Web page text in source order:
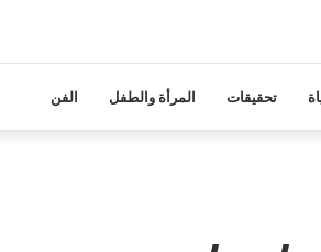
تحقيقات المرأة والطفل الفن